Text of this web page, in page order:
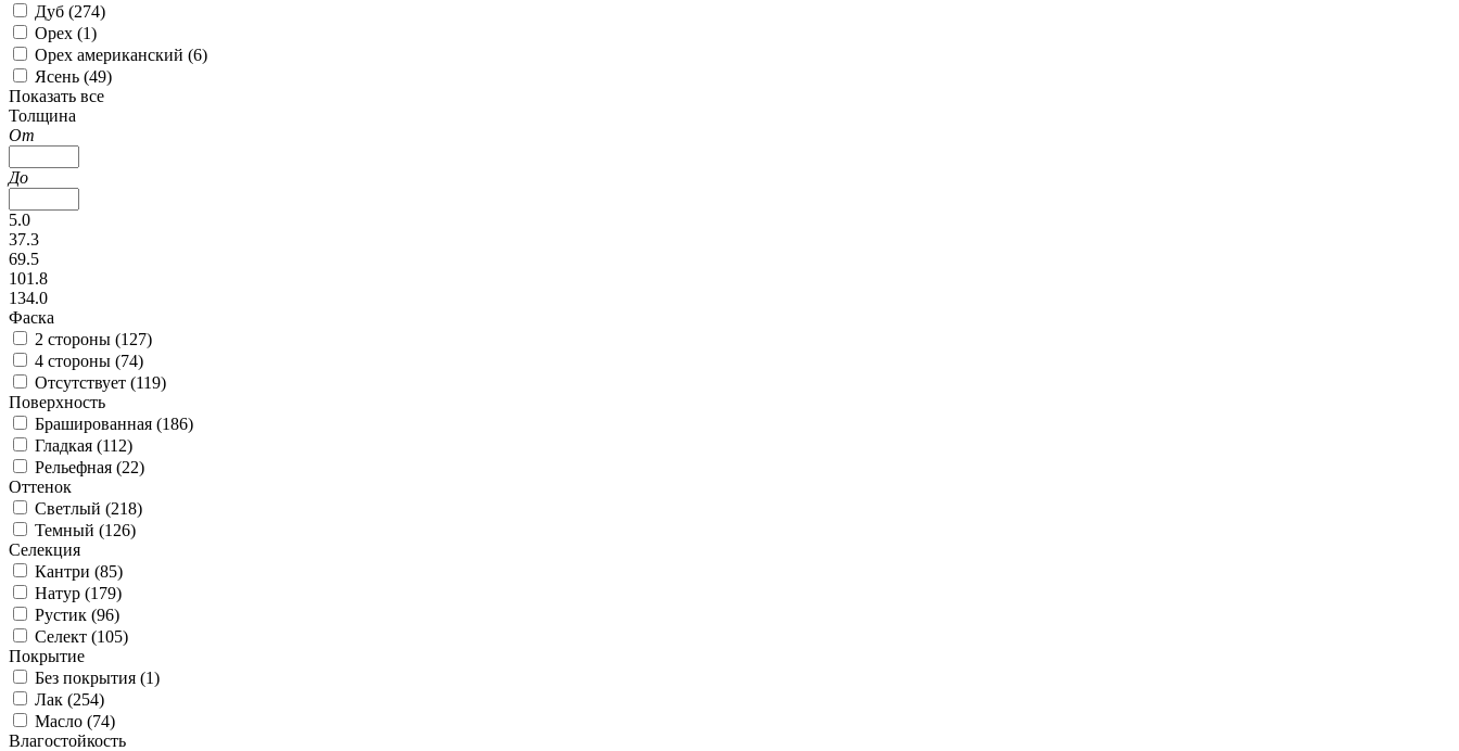
Дуб (274)
Орех (1)
Орех американский (6)
Ясень (49)
Показать все
Толщина
От
До
5.0
37.3
69.5
101.8
134.0
Фаска
2 стороны (127)
4 стороны (74)
Отсутствует (119)
Поверхность
Брашированная (186)
Гладкая (112)
Рельефная (22)
Оттенок
Светлый (218)
Темный (126)
Селекция
Кантри (85)
Натур (179)
Рустик (96)
Селект (105)
Покрытие
Без покрытия (1)
Лак (254)
Масло (74)
Влагостойкость